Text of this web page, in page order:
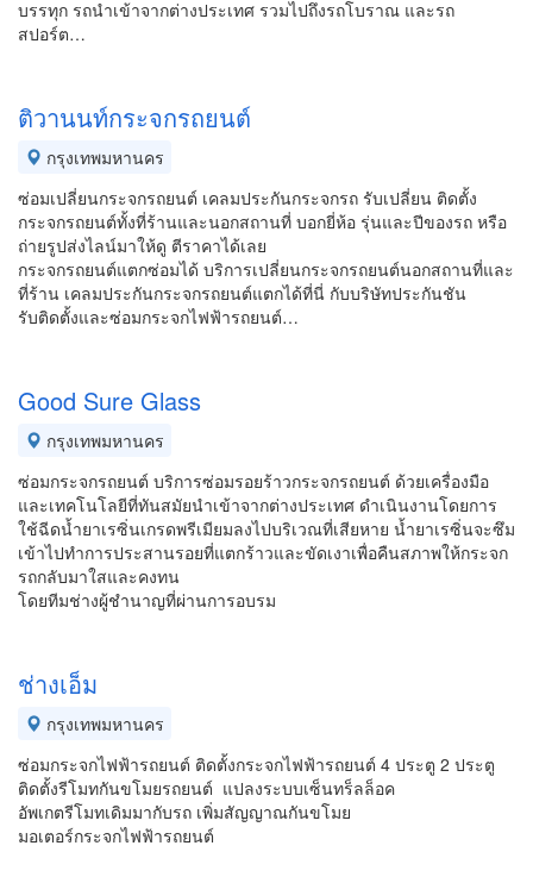
บรรทุก รถนำเข้าจากต่างประเทศ รวมไปถึงรถโบราณ และรถ
สปอร์ต…
ติวานนท์กระจกรถยนต์
กรุงเทพมหานคร
ซ่อมเปลี่ยนกระจกรถยนต์ เคลมประกันกระจกรถ รับเปลี่ยน ติดตั้ง
กระจกรถยนต์ทั้งที่ร้านและนอกสถานที่ บอกยี่ห้อ รุ่นและปีของรถ หรือ
ถ่ายรูปส่งไลน์มาให้ดู ตีราคาได้เลย
กระจกรถยนต์แตกซ่อมได้ บริการเปลี่ยนกระจกรถยนต์นอกสถานที่และ
ที่ร้าน เคลมประกันกระจกรถยนต์แตกได้ที่นี่ กับบริษัทประกันชัน
รับติดตั้งและซ่อมกระจกไฟฟ้ารถยนต์…
Good Sure Glass
กรุงเทพมหานคร
ซ่อมกระจกรถยนต์ บริการซ่อมรอยร้าวกระจกรถยนต์ ด้วยเครื่องมือ
และเทคโนโลยีที่ทันสมัยนำเข้าจากต่างประเทศ ดำเนินงานโดยการ
ใช้ฉีดน้ำยาเรซิ่นเกรดพรีเมียมลงไปบริเวณที่เสียหาย น้ำยาเรซิ่นจะซึม
เข้าไปทำการประสานรอยที่แตกร้าวและขัดเงาเพื่อคืนสภาพให้กระจก
รถกลับมาใสและคงทน
โดยทีมช่างผู้ชำนาญที่ผ่านการอบรม
ช่างเอ็ม
กรุงเทพมหานคร
ซ่อมกระจกไฟฟ้ารถยนต์ ติดตั้งกระจกไฟฟ้ารถยนต์ 4 ประตู 2 ประตู
ติดตั้งรีโมทกันขโมยรถยนต์ แปลงระบบเซ็นทร็ลล็อค
อัพเกตรีโมทเดิมมากับรถ เพิ่มสัญญาณกันขโมย
มอเตอร์กระจกไฟฟ้ารถยนต์